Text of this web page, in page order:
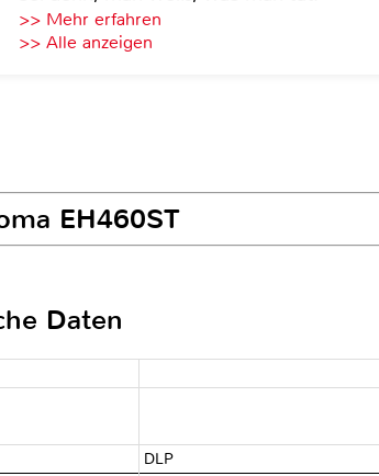
>> Mehr erfahren
>> Alle anzeigen
EH460ST
Daten
DLP